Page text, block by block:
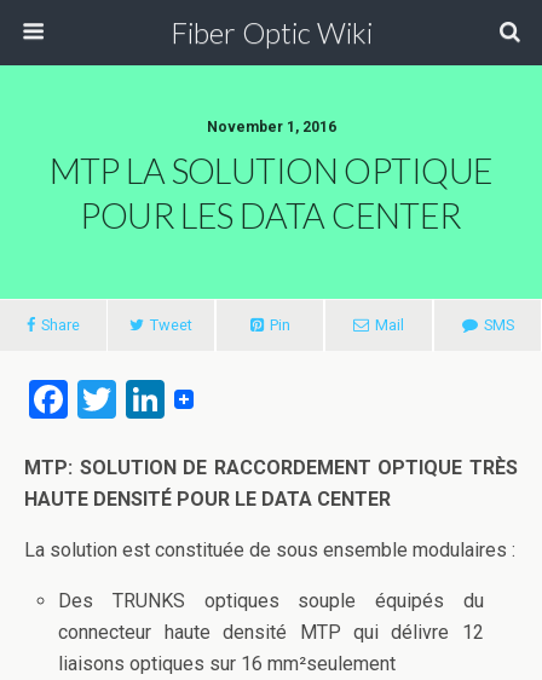
Fiber Optic Wiki
November 1, 2016
MTP LA SOLUTION OPTIQUE
POUR LES DATA CENTER
Share Tweet Pin Mail SMS
F
ce
b
o
o
k
T
tt
er
Li
ke
dI
n
MTP: SOLUTION DE RACCORDEMENT OPTIQUE TRÈS
HAUTE DENSITÉ POUR LE DATA CENTER
La solution est constituée de sous ensemble modulaires :
Des TRUNKS optiques souple équipés du
connecteur haute densité MTP qui délivre 12
liaisons optiques sur 16 mm²seulement